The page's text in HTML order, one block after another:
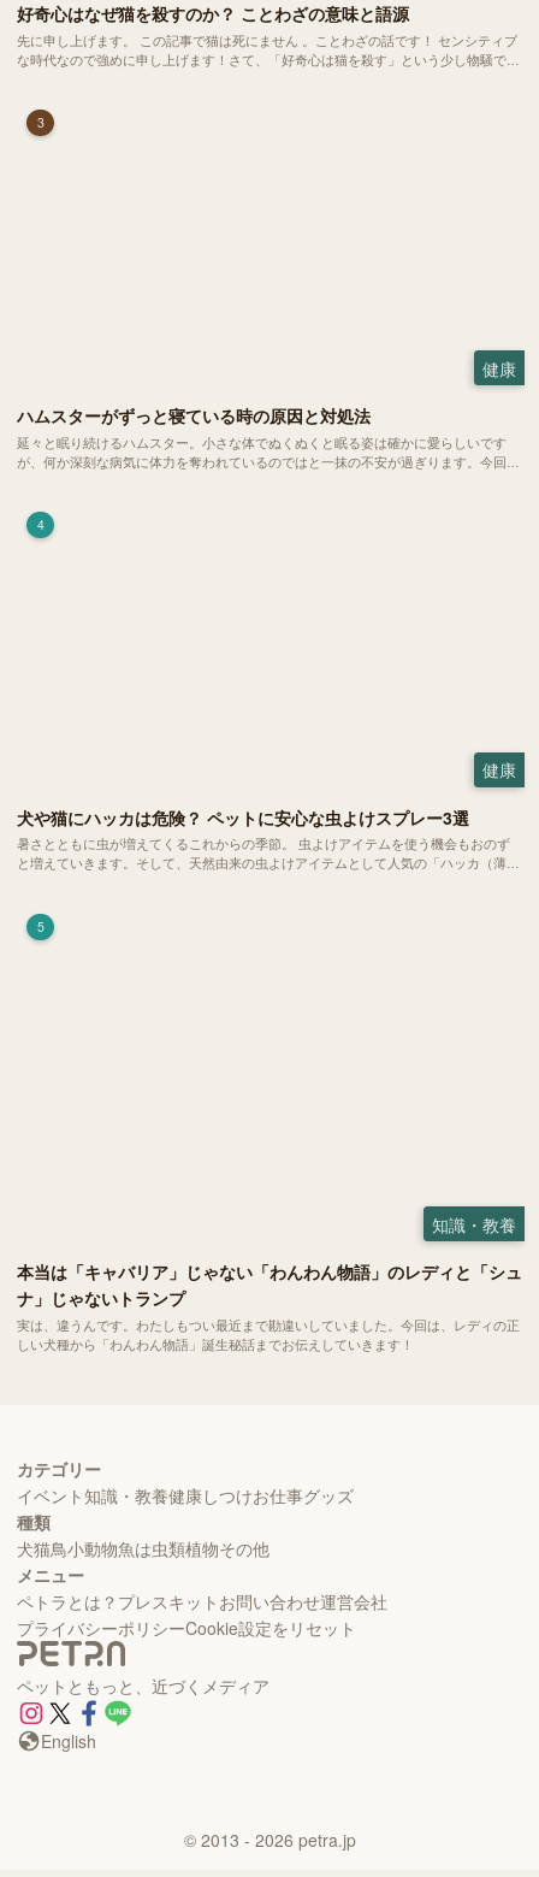
好奇心はなぜ猫を殺すのか？ ことわざの意味と語源
先に申し上げます。 この記事で猫は死にません 。ことわざの話です！ センシティブ
な時代なので強めに申し上げます！さて、「好奇心は猫を殺す」という少し物騒で、
3
健康
ハムスターがずっと寝ている時の原因と対処法
延々と眠り続けるハムスター。小さな体でぬくぬくと眠る姿は確かに愛らしいです
が、何か深刻な病気に体力を奪われているのではと一抹の不安が過ぎります。今回
4
健康
犬や猫にハッカは危険？ ペットに安心な虫よけスプレー3選
暑さとともに虫が増えてくるこれからの季節。 虫よけアイテムを使う機会もおのず
と増えていきます。そして、天然由来の虫よけアイテムとして人気の「ハッカ（薄
5
知識・教養
本当は「キャバリア」じゃない「わんわん物語」のレディと「シュ
ナ」じゃないトランプ
実は、違うんです。わたしもつい最近まで勘違いしていました。今回は、レディの正
しい犬種から「わんわん物語」誕生秘話までお伝えしていきます！
カテゴリー
イベント知識・教養健康しつけお仕事グッズ
種類
犬猫鳥小動物魚は虫類植物その他
メニュー
ペトラとは？ プレスキット お問い合わせ運営会社
プライバシーポリシーCookie設定をリセット
ペットともっと、近づくメディア
English
© 2013 - 2026 petra.jp